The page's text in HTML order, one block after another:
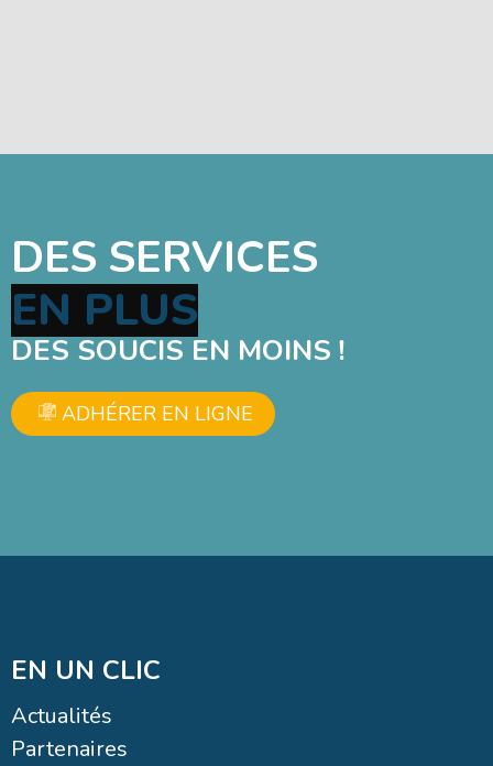
DES SERVICES
EN PLUS
DES SOUCIS EN MOINS !
ADHÉRER EN LIGNE
EN UN CLIC
Actualités
Partenaires